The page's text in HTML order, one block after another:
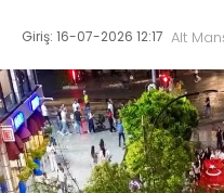
Giriş: 16-07-2026 12:17 Alt